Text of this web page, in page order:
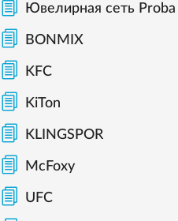
Ювелирная сеть Proba
BONMIX
KFC
KiTon
KLINGSPOR
McFoxy
UFC